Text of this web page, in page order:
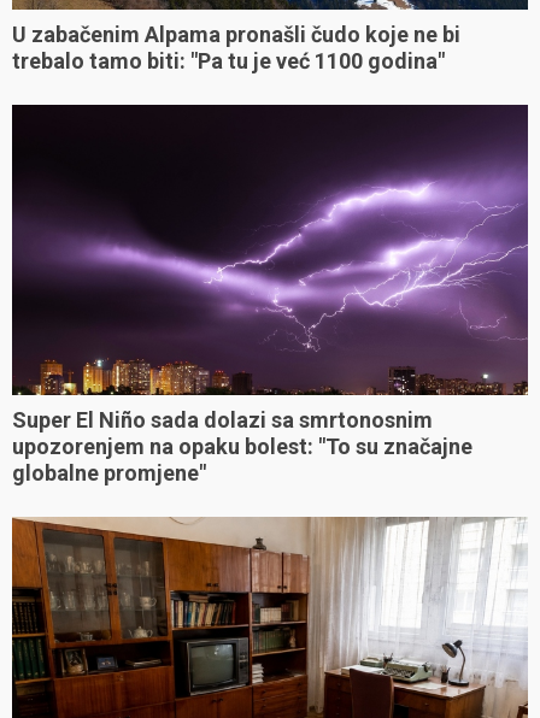
U zabačenim Alpama pronašli čudo koje ne bi
trebalo tamo biti: "Pa tu je već 1100 godina"
Super El Niño sada dolazi sa smrtonosnim
upozorenjem na opaku bolest: "To su značajne
globalne promjene"